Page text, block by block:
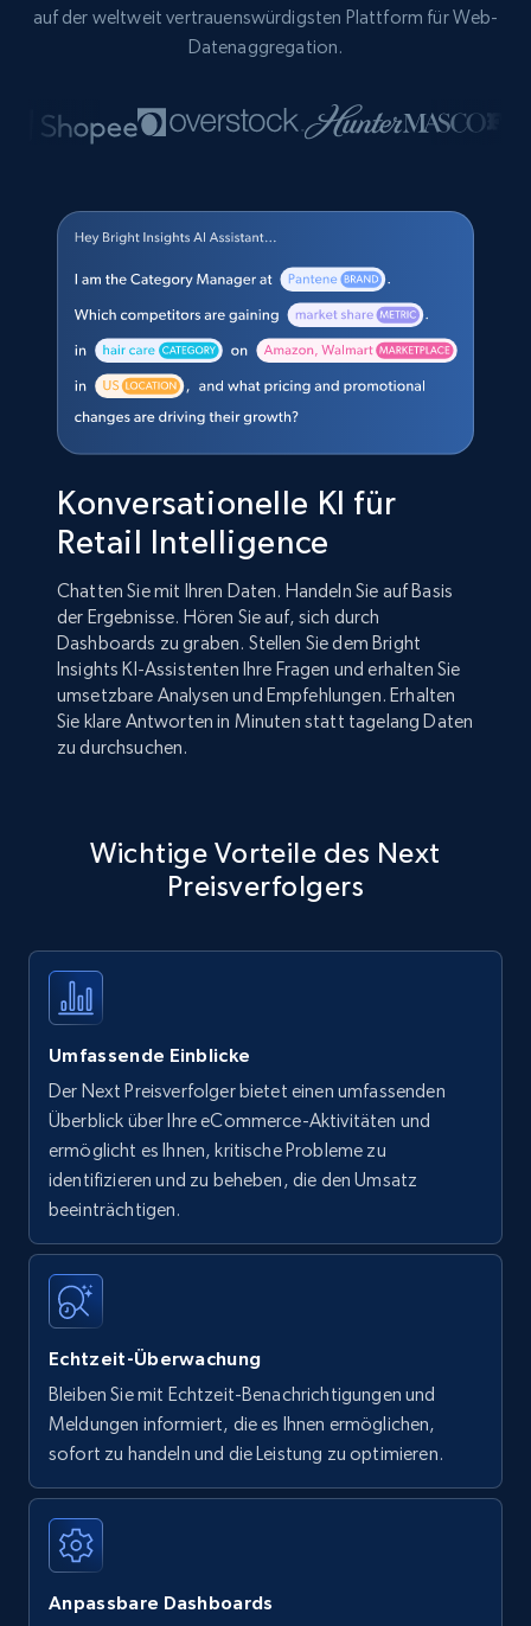
auf der weltweit vertrauenswürdigsten Plattform für Web-
Datenaggregation.
Konversationelle KI für
Retail Intelligence
Chatten Sie mit Ihren Daten. Handeln Sie auf Basis
der Ergebnisse. Hören Sie auf, sich durch
Dashboards zu graben. Stellen Sie dem Bright
Insights KI-Assistenten Ihre Fragen und erhalten Sie
umsetzbare Analysen und Empfehlungen. Erhalten
Sie klare Antworten in Minuten statt tagelang Daten
zu durchsuchen.
Wichtige Vorteile des Next
Preisverfolgers
Umfassende Einblicke
Der Next Preisverfolger bietet einen umfassenden
Überblick über Ihre eCommerce-Aktivitäten und
ermöglicht es Ihnen, kritische Probleme zu
identifizieren und zu beheben, die den Umsatz
beeinträchtigen.
Echtzeit-Überwachung
Bleiben Sie mit Echtzeit-Benachrichtigungen und
Meldungen informiert, die es Ihnen ermöglichen,
sofort zu handeln und die Leistung zu optimieren.
Anpassbare Dashboards